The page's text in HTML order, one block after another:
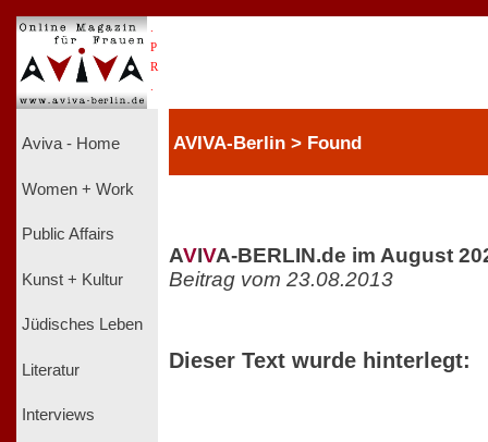
P
R
Aviva - Home
Women + Work
Public Affairs
Kunst + Kultur
Jüdisches Leben
Literatur
Interviews
AVIVA-Berlin > Found
AVIVA-BERLIN.de im August
Beitrag vom 23.08.2013
Dieser Text wurde hinterlegt: